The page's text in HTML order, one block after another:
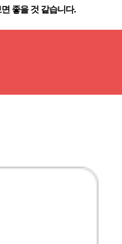
좋을 것 같습니다.